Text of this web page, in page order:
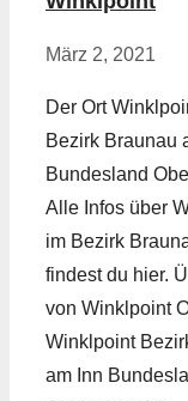
März 2, 2021
Der Ort
Bezirk Braunau
Bundesland
Alle Infos über
im Bezirk
findest du hier.
von Winklpoint
Winklpoint
am Inn